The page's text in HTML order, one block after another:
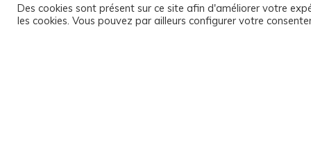
NOUS SUIVRE
Des cookies sont présent sur ce site afin d'améliorer votre
les cookies. Vous pouvez par ailleurs configurer votre